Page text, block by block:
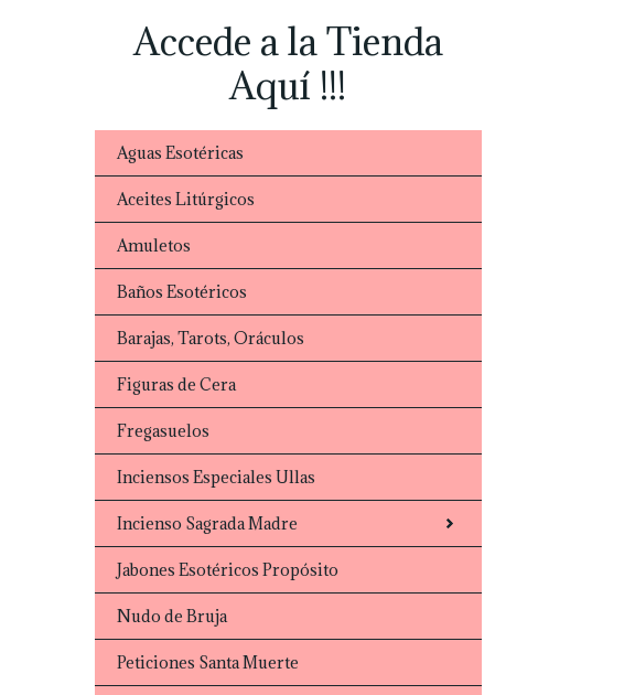
Accede a la Tienda
Aquí !!!
Aguas Esotéricas
Aceites Litúrgicos
Amuletos
Baños Esotéricos
Barajas, Tarots, Oráculos
Figuras de Cera
Fregasuelos
Inciensos Especiales Ullas
Incienso Sagrada Madre
Jabones Esotéricos Propósito
Nudo de Bruja
Peticiones Santa Muerte